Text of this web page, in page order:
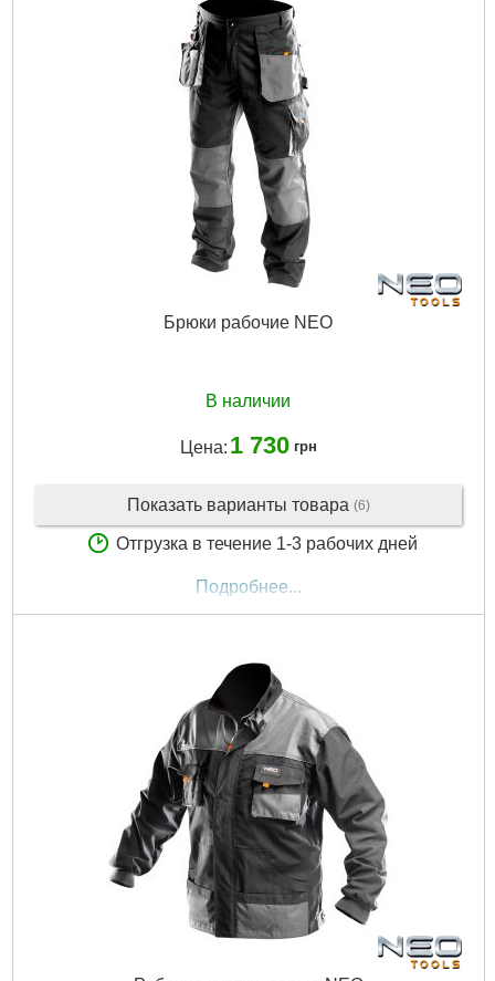
Брюки рабочие NEO
В наличии
Цена: 1 730 грн
Показать варианты товара (6)
Отгрузка в течение 1-3 рабочих дней
Подробнее...